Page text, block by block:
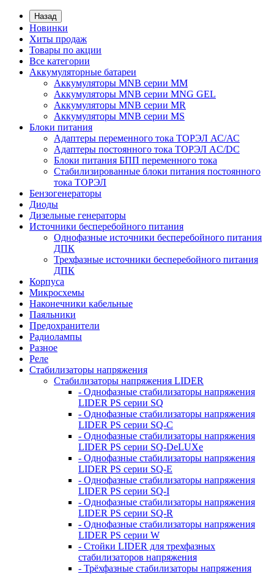
Назад
Новинки
Хиты продаж
Товары по акции
Все категории
Аккумуляторные батареи
Аккумуляторы MNB серии MM
Аккумуляторы MNB серии MNG GEL
Аккумуляторы MNB серии MR
Аккумуляторы MNB серии MS
Блоки питания
Адаптеры переменного тока ТОРЭЛ АС/АС
Адаптеры постоянного тока ТОРЭЛ AC/DC
Блоки питания БПП переменного тока
Стабилизированные блоки питания постоянного
тока ТОРЭЛ
Бензогенераторы
Диоды
Дизельные генераторы
Источники бесперебойного питания
Однофазные источники бесперебойного питания
ДПК
Трехфазные источники бесперебойного питания
ДПК
Корпуса
Микросхемы
Наконечники кабельные
Паяльники
Предохранители
Радиолампы
Разное
Реле
Стабилизаторы напряжения
Стабилизаторы напряжения LIDER
- Однофазные стабилизаторы напряжения
LIDER PS серии SQ
- Однофазные стабилизаторы напряжения
LIDER PS серии SQ-C
- Однофазные стабилизаторы напряжения
LIDER PS серии SQ-DeLUXe
- Однофазные стабилизаторы напряжения
LIDER PS серии SQ-E
- Однофазные стабилизаторы напряжения
LIDER PS серии SQ-I
- Однофазные стабилизаторы напряжения
LIDER PS серии SQ-R
- Однофазные стабилизаторы напряжения
LIDER PS серии W
- Стойки LIDER для трехфазных
стабилизаторов напряжения
- Трёхфазные стабилизаторы напряжения